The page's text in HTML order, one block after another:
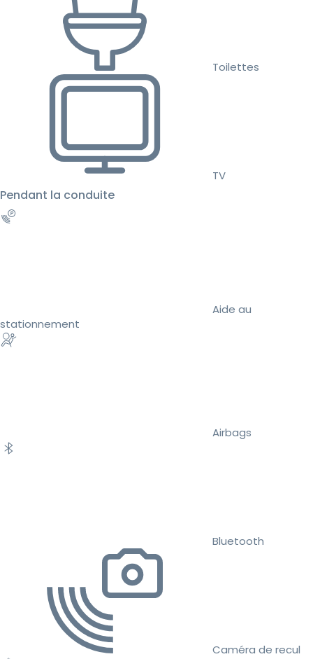
Toilettes
TV
Pendant la conduite
Aide au
stationnement
Airbags
Bluetooth
Caméra de recul